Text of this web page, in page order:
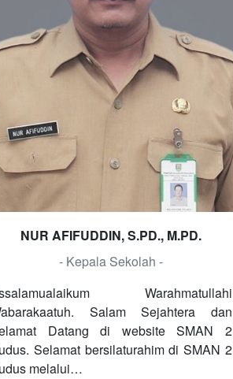
NUR AFIFUDDIN, S.PD., M.PD.
- Kepala Sekolah -
Warahmatullahi
Salam Sejahtera dan
Datang di website SMAN 2
Selamat bersilaturahim di SMAN 2
melalui…